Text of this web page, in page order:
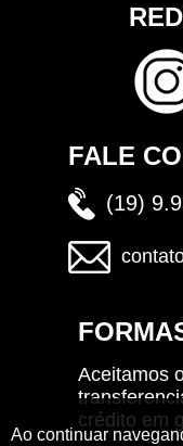
Ao continuar
FALE
(19)
Aceitamos
crédito em